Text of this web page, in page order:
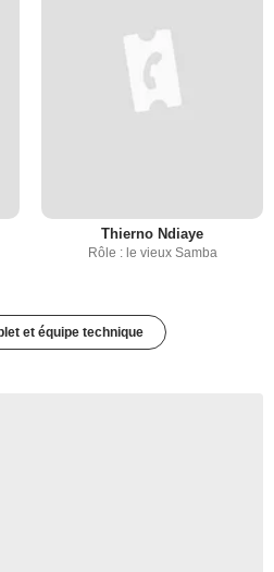
Thierno Ndiaye
Rôle : le vieux Samba
et équipe technique